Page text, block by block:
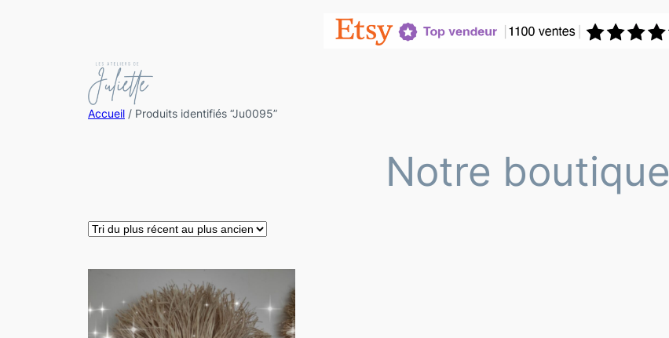
Accueil / Produits identifiés “Ju0095”
Notre boutique